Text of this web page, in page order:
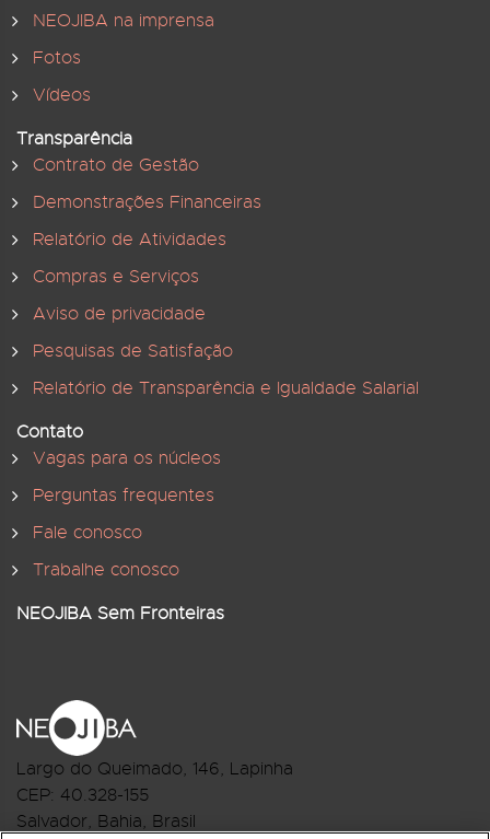
NEOJIBA na imprensa
Fotos
Vídeos
Transparência
Contrato de Gestão
Demonstrações Financeiras
Relatório de Atividades
Compras e Serviços
Aviso de privacidade
Pesquisas de Satisfação
Relatório de Transparência e Igualdade Salarial
Contato
Vagas para os núcleos
Perguntas frequentes
Fale conosco
Trabalhe conosco
NEOJIBA Sem Fronteiras
Largo do Queimado, 146, Lapinha
CEP: 40.328-155
Salvador, Bahia, Brasil